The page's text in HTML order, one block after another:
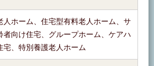
人ホーム、住宅型有料老人ホーム、サ
者向け住宅、グループホーム、ケアハ
宅、特別養護老人ホーム